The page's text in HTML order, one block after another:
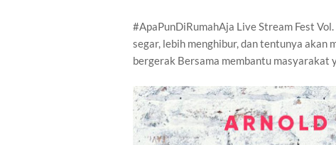
#ApaPunDiRumahAja Live Stream Fest
segar, lebih menghibur, dan tentunya
bergerak Bersama membantu masyarakat